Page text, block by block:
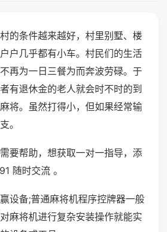
的条件越来越好，村里别墅、楼
户几乎都有小车。村民们的生活
再为一日三餐为而奔波劳碌。于
有退休金的老人就会时不时的到
将。虽然打得小，但如果经常输
。
要帮助，想获取一对一指导，添
随时交流 。
设备;普通麻将机程序控牌器一般
麻将机进行复杂安装操作就能实